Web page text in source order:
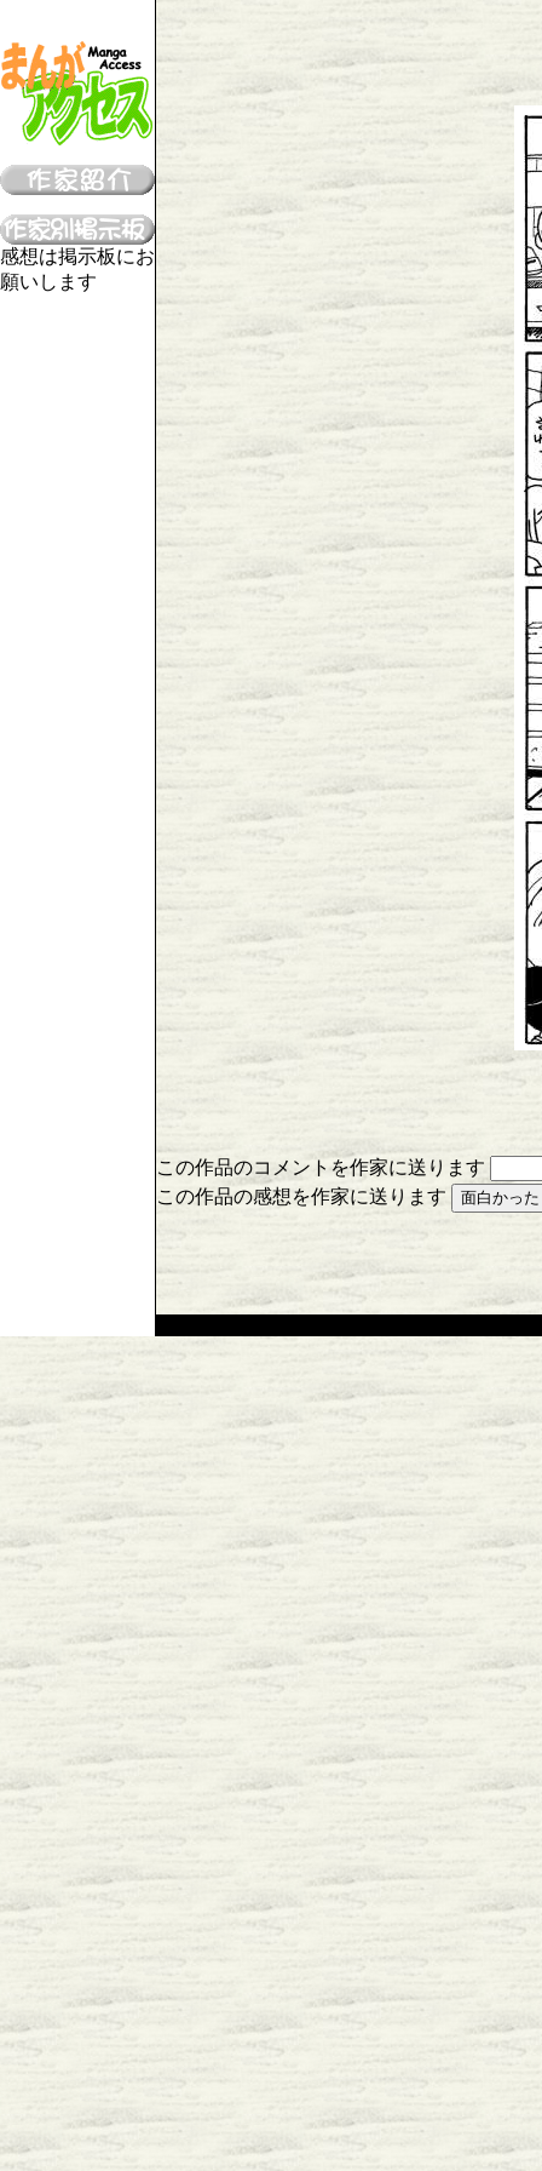
感想は掲示板にお
願いします
この作品のコメントを作家に送ります
この作品の感想を作家に送ります